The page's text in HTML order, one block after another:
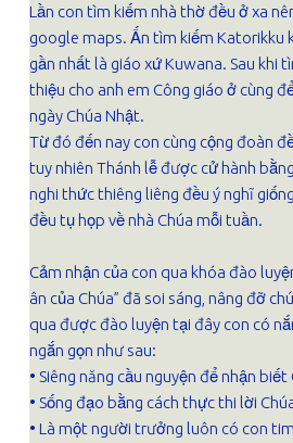
Lần con tìm kiếm nhà thờ đều ở xa
google maps. Ấn tìm kiếm Katorikku
gần nhất là giáo xứ Kuwana. Sau khi
thiệu cho anh em Công giáo ở cùng
ngày Chúa Nhật.
Từ đó đến nay con cùng cộng đoàn
tuy nhiên Thánh lễ được cử hành
nghi thức thiêng liêng đều ý nghĩ
đều tụ họp về nhà Chúa mỗi tuần.
Cảm nhận của con qua khóa đào
ân của Chúa” đã soi sáng, nâng đỡ
qua được đào luyện tại đây con có
ngắn gọn như sau:
• Siêng năng cầu nguyện để nhận
• Sống đạo bằng cách thực thi lời
• Là một người trưởng luôn có con